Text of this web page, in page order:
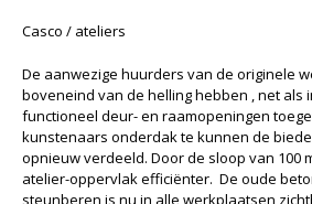
Casco / ateliers
De aanwezige huurders van de originele
boveneind van de helling hebben , net als
functioneel deur- en raamopeningen
kunstenaars onderdak te kunnen de
opnieuw verdeeld. Door de sloop van 100
atelier-oppervlak efficiënter. De oude
steunberen is nu in alle werkplaatsen